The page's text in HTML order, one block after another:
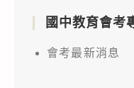
國中教育會考
會考最新消息